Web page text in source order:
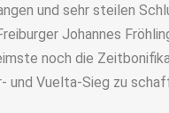
und sehr steilen
Johannes
noch die
und Vuelta-Sieg zu